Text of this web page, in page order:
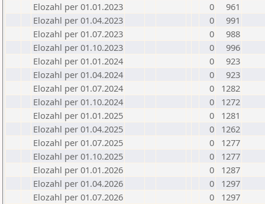
Elozahl per 01.01.2023
0
961
Elozahl per 01.04.2023
0
991
Elozahl per 01.07.2023
0
988
Elozahl per 01.10.2023
0
996
Elozahl per 01.01.2024
0
923
Elozahl per 01.04.2024
0
923
Elozahl per 01.07.2024
0
1282
Elozahl per 01.10.2024
0
1272
Elozahl per 01.01.2025
0
1281
Elozahl per 01.04.2025
0
1262
Elozahl per 01.07.2025
0
1277
Elozahl per 01.10.2025
0
1277
Elozahl per 01.01.2026
0
1287
Elozahl per 01.04.2026
0
1297
Elozahl per 01.07.2026
0
1297